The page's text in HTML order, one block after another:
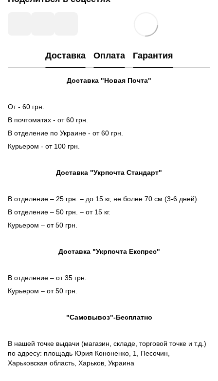
Доставка Оплата Гарантия
Доставка "Новая Почта"
От - 60 грн.
В почтоматах - от 60 грн.
В отделение по Украине - от 60 грн.
Курьером - от 100 грн.
Доставка "Укрпочта Стандарт"
В отделение – 25 грн. – до 15 кг, не более 70 см (3-6 дней).
В отделение – 50 грн. – от 15 кг.
Курьером – от 50 грн.
Доставка "Укрпочта Експрес"
В отделение – от 35 грн.
Курьером – от 50 грн.
"Самовывоз"-Бесплатно
В нашей точке выдачи (магазин, складе, торговой точке и т.д.)
по адресу: площадь Юрия Кононенко, 1, Песочин,
Харьковская область, Харьков, Украина